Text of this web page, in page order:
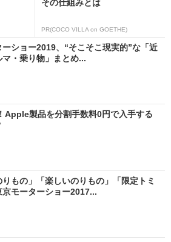
その仕組みとは
PR(COCO VILLA on GOETHE)
ショー2019、“そこそこ現実的”な「近
・乗り物」まとめ...
Apple製品を分割手数料0円で入手する
りもの」「楽しいのりもの」「限定トミ
モーターショー2017...